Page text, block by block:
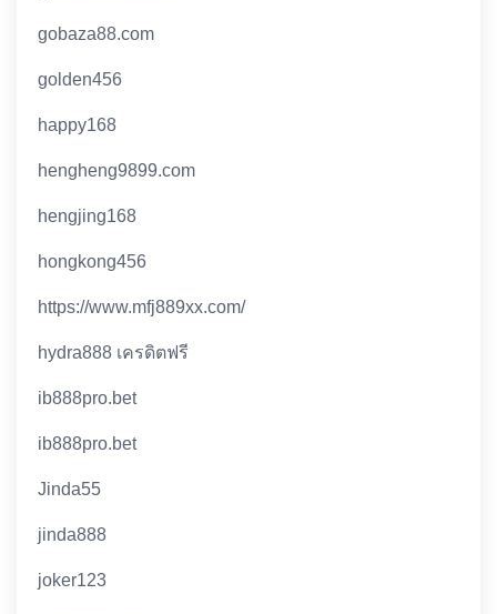
gobaza88.com
golden456
happy168
hengheng9899.com
hengjing168
hongkong456
https://www.mfj889xx.com/
hydra888 เครดิตฟรี
ib888pro.bet
ib888pro.bet
Jinda55
jinda888
joker123